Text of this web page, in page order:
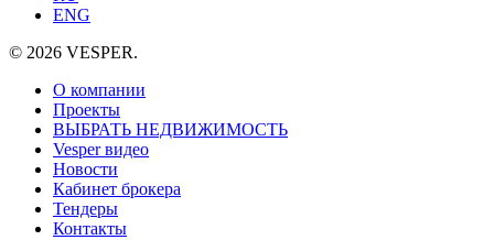
ENG
© 2026 VESPER.
О компании
Проекты
ВЫБРАТЬ НЕДВИЖИМОСТЬ
Vesper видео
Новости
Кабинет брокера
Тендеры
Контакты